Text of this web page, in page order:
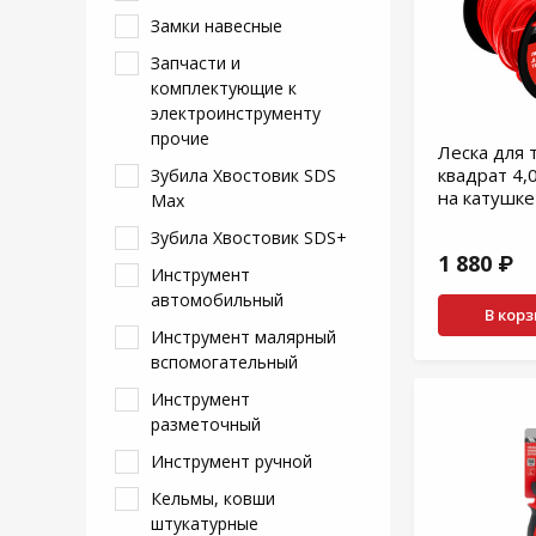
Замки навесные
Запчасти и
комплектующие к
электроинструменту
прочие
Зубила Хвостовик SDS
Max
Зубила Хвостовик SDS+
Инструмент
автомобильный
Инструмент малярный
вспомогательный
Инструмент
разметочный
Инструмент ручной
Кельмы, ковши
штукатурные
Леска для
квадрат
на
1 880 ₽
В